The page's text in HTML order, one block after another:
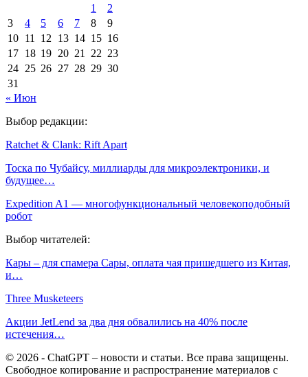
1
2
3
4 5 6 7 8
9
10 11 12 13 14 15 16
17 18 19 20 21 22 23
24 25 26 27 28 29 30
31
« Июн
Выбор редакции:
Ratchet & Clank: Rift Apart
Тоска по Чубайсу, миллиарды для микроэлектроники, и
будущее…
Expedition A1 — многофункциональный человекоподобный
робот
Выбор читателей:
Кары – для спамера Сары, оплата чая пришедшего из Китая,
и…
Three Musketeers
Акции JetLend за два дня обвалились на 40% после
истечения…
© 2026 - ChatGPT – новости и статьи. Все права защищены.
Свободное копирование и распространение материалов с